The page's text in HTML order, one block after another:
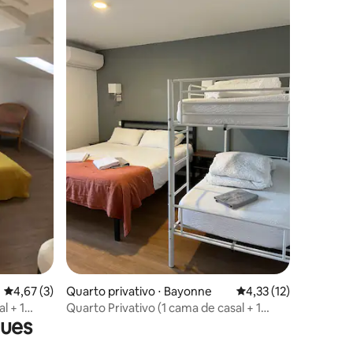
4,67 de uma avaliação média de 5, 3 avaliações
4,67 (3)
+ 1
Quarto privativo ⋅ Bayonne 4,33 de uma
4,33 (12)
Quarto Privativo (1 cama de casal + 1